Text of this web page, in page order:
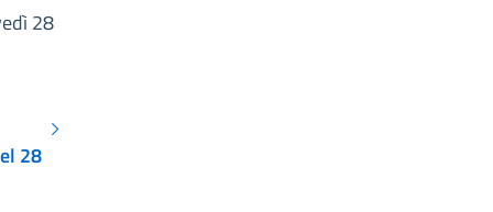
28
28